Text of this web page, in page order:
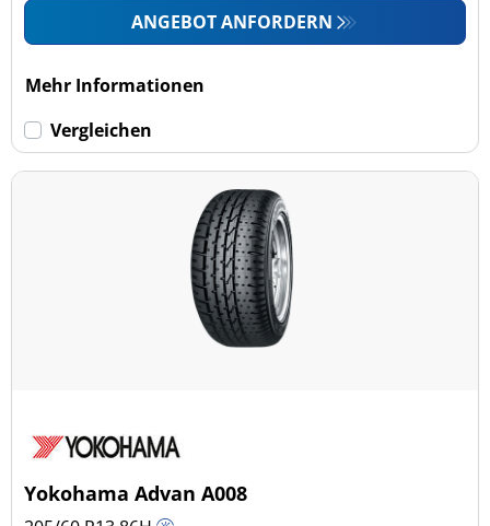
ANGEBOT ANFORDERN
Mehr Informationen
Vergleichen
Yokohama Advan A008